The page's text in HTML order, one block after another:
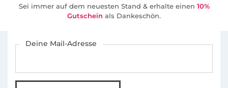
Sei immer auf dem neuesten Stand & erhalte einen 10%
Gutschein als Dankeschön.
Deine Mail-Adresse